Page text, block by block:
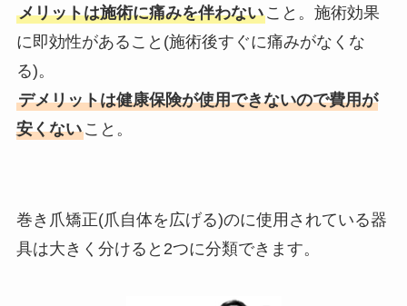
メリットは施術に痛みを伴わないこと。施術効果
に即効性があること(施術後すぐに痛みがなくな
る)。
デメリットは健康保険が使用できないので費用が
安くないこと。
巻き爪矯正(爪自体を広げる)のに使用されている器
具は大きく分けると2つに分類できます。